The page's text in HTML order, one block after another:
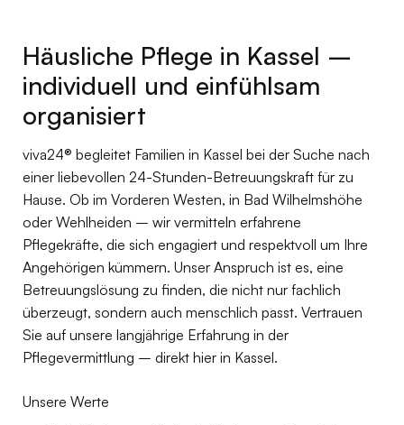
Häusliche Pflege in Kassel –
individuell und einfühlsam
organisiert
viva24® begleitet Familien in Kassel bei der Suche nach
einer liebevollen 24-Stunden-Betreuungskraft für zu
Hause. Ob im Vorderen Westen, in Bad Wilhelmshöhe
oder Wehlheiden – wir vermitteln erfahrene
Pflegekräfte, die sich engagiert und respektvoll um Ihre
Angehörigen kümmern. Unser Anspruch ist es, eine
Betreuungslösung zu finden, die nicht nur fachlich
überzeugt, sondern auch menschlich passt. Vertrauen
Sie auf unsere langjährige Erfahrung in der
Pflegevermittlung – direkt hier in Kassel.
Unsere Werte